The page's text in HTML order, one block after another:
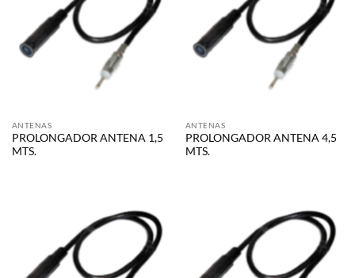
ANTENAS
PROLONGADOR ANTENA 1,5
MTS.
ANTENAS
PROLONGADOR ANTENA 4,5
MTS.